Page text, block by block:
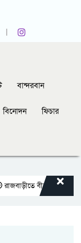
বান্দরবান
বিনোদন ফিচার
বীর মুক্তিযোদ্ধাদের